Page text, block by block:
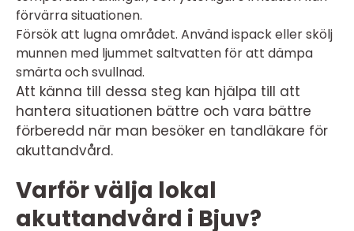
förvärra situationen.
Försök att lugna området. Använd ispack eller skölj
munnen med ljummet saltvatten för att dämpa
smärta och svullnad.
Att känna till dessa steg kan hjälpa till att
hantera situationen bättre och vara bättre
förberedd när man besöker en tandläkare för
akuttandvård.
Varför välja lokal
akuttandvård i Bjuv?